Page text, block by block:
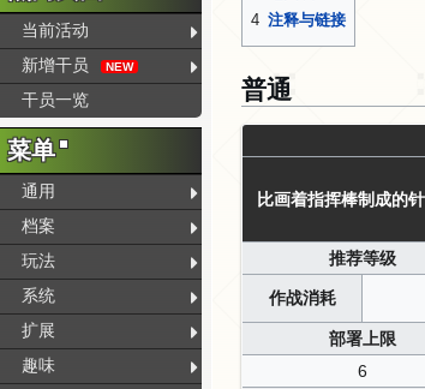
4 注释与链接
普通
比画着指挥棒制成的
推荐等级
作战消耗
部署上限
6
当前活动
新增干员
NEW
干员一览
菜单
通用
档案
玩法
系统
扩展
趣味